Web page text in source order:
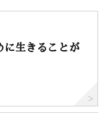
生きることが